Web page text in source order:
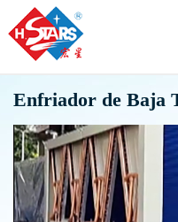
Enfriador de Baja